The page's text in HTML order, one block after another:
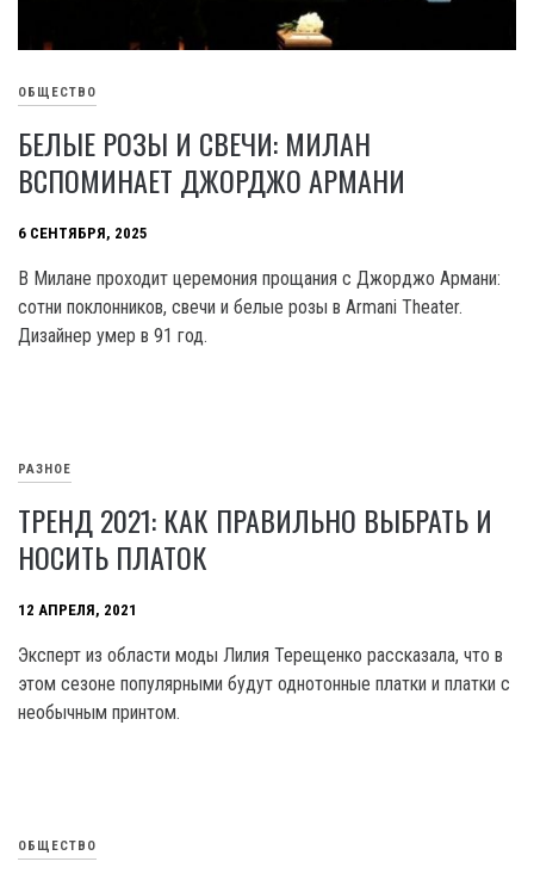
ОБЩЕСТВО
БЕЛЫЕ РОЗЫ И СВЕЧИ: МИЛАН
ВСПОМИНАЕТ ДЖОРДЖО АРМАНИ
6 СЕНТЯБРЯ, 2025
В Милане проходит церемония прощания с Джорджо Армани:
сотни поклонников, свечи и белые розы в Armani Theater.
Дизайнер умер в 91 год.
РАЗНОЕ
ТРЕНД 2021: КАК ПРАВИЛЬНО ВЫБРАТЬ И
НОСИТЬ ПЛАТОК
12 АПРЕЛЯ, 2021
Эксперт из области моды Лилия Терещенко рассказала, что в
этом сезоне популярными будут однотонные платки и платки с
необычным принтом.
ОБЩЕСТВО